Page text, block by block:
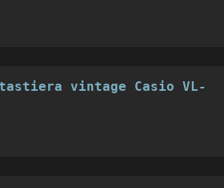
vintage Casio VL-